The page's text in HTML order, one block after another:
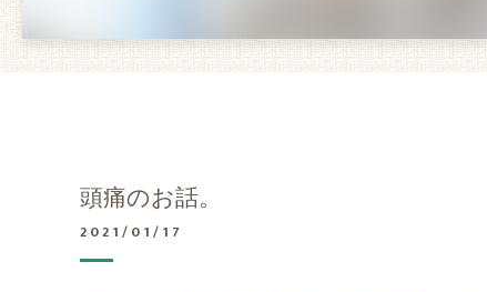
頭痛のお話。
2021/01/17